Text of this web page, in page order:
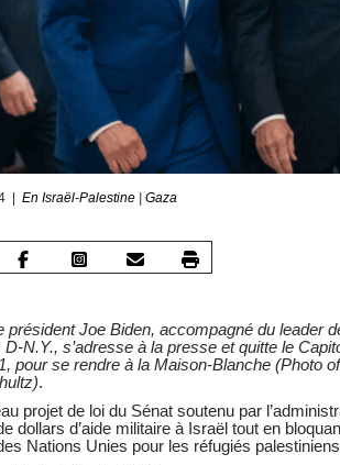
En Israël-Palestine |Gaza
président Joe Biden, accompagné du leader
D-N.Y., s’adresse à la presse et quitte le
pour se rendre à la Maison-Blanche (Photo
.
projet de loi du Sénat soutenu par
dollars d’aide militaire à Israël tout en
Nations Unies pour les réfugiés